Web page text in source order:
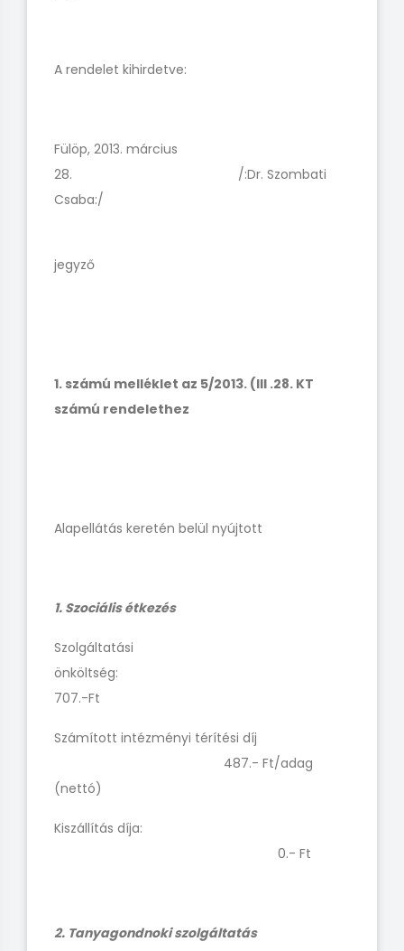
A rendelet kihirdetve:
Fülöp, 2013. március
28. /:Dr. Szombati
Csaba:/
jegyző
1. számú melléklet az 5/2013. (III .28. KT
számú rendelethez
Alapellátás keretén belül nyújtott
1. Szociális étkezés
Szolgáltatási
önköltség:
707.-Ft
Számított intézményi térítési díj
487.- Ft/adag
(nettó)
Kiszállítás díja:
0.- Ft
2. Tanyagondnoki szolgáltatás